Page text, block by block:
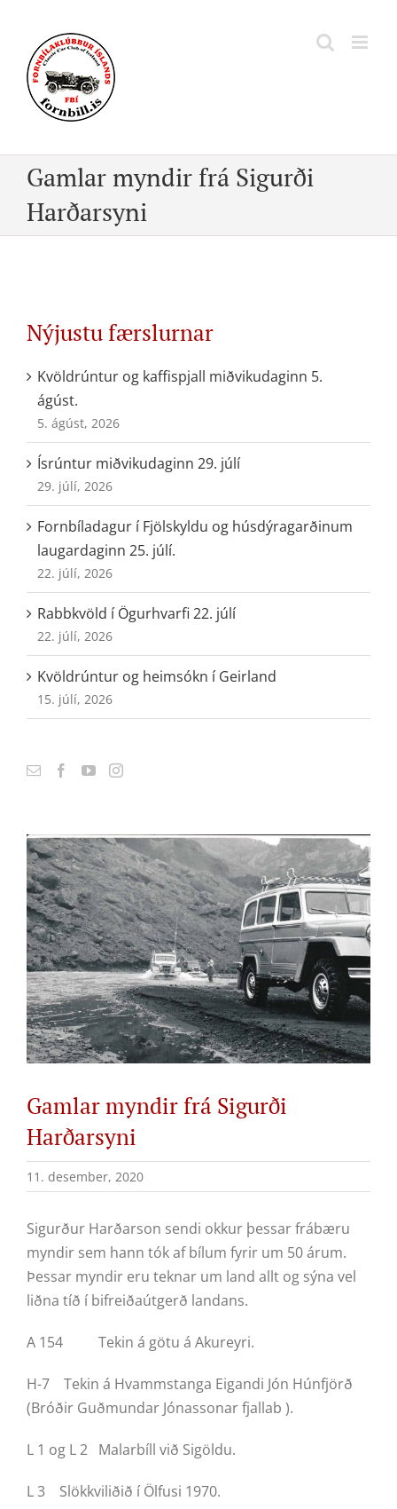
content
Gamlar myndir frá Sigurði
Harðarsyni
View
Larger
Image
Gamlar myndir frá Sigurði
Harðarsyni
11. desember, 2020
Sigurður Harðarson sendi okkur þessar frábæru
myndir sem hann tók af bílum fyrir um 50 árum.
Þessar myndir eru teknar um land allt og sýna vel
liðna tíð í bifreiðaútgerð landans.
A 154 Tekin á götu á Akureyri.
H-7 Tekin á Hvammstanga Eigandi Jón Húnfjörð
(Bróðir Guðmundar Jónassonar fjallab ).
L 1 og L 2 Malarbíll við Sigöldu.
L 3 Slökkviliðið í Ölfusi 1970.
Nýjustu færslurnar
Kvöldrúntur og kaffispjall miðvikudaginn 5.
ágúst.
5. ágúst, 2026
Ísrúntur miðvikudaginn 29. júlí
29. júlí, 2026
Fornbíladagur í Fjölskyldu og húsdýragarðinum
laugardaginn 25. júlí.
22. júlí, 2026
Rabbkvöld í Ögurhvarfi 22. júlí
22. júlí, 2026
Kvöldrúntur og heimsókn í Geirland
15. júlí, 2026